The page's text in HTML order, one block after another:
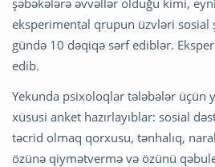
eksperimental qrupun üzvləri sosial
gündə 10 dəqiqə sərf ediblər.
edib.
Yekunda psixoloqlar tələbələr üçün
xüsusi anket hazırlayıblar: sosial
təcrid olmaq qorxusu, tənhalıq,
özünə qiymətvermə və özünü